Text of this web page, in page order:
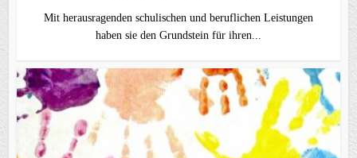
Mit herausragenden schulischen und beruflichen Leistungen
haben sie den Grundstein für ihren...